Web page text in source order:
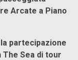
Arcate a Piano
partecipazione
The Sea di tour